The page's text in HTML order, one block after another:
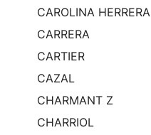
CAROLINA HERRERA
CARRERA
CARTIER
CAZAL
CHARMANT Z
CHARRIOL